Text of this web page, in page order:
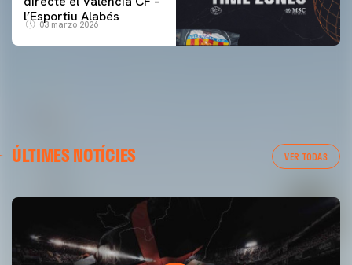
l’Esportiu Alabés
03 marzo 2026
ÚLTIMES NOTÍCIES VER TODAS